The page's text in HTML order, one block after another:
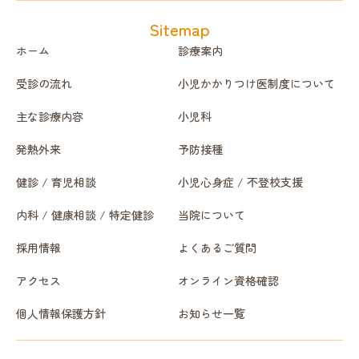
Sitemap
ホーム 診療案内
受診の流れ 小児かかりつけ医制度について
主な診療内容 小児科
発熱外来 予防接種
健診 / 育児相談 小児心身症 / 不登校支援
内科 / 健康相談 / 特定健診 当院について
採用情報 よくあるご質問
アクセス オンライン資格確認
個人情報保護方針 お知らせ一覧